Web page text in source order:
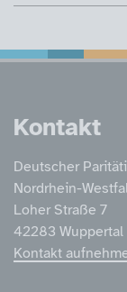
Kontakt
Deutscher
Nordrhein-
Loher Straße 7
42283 Wuppertal
Kontakt